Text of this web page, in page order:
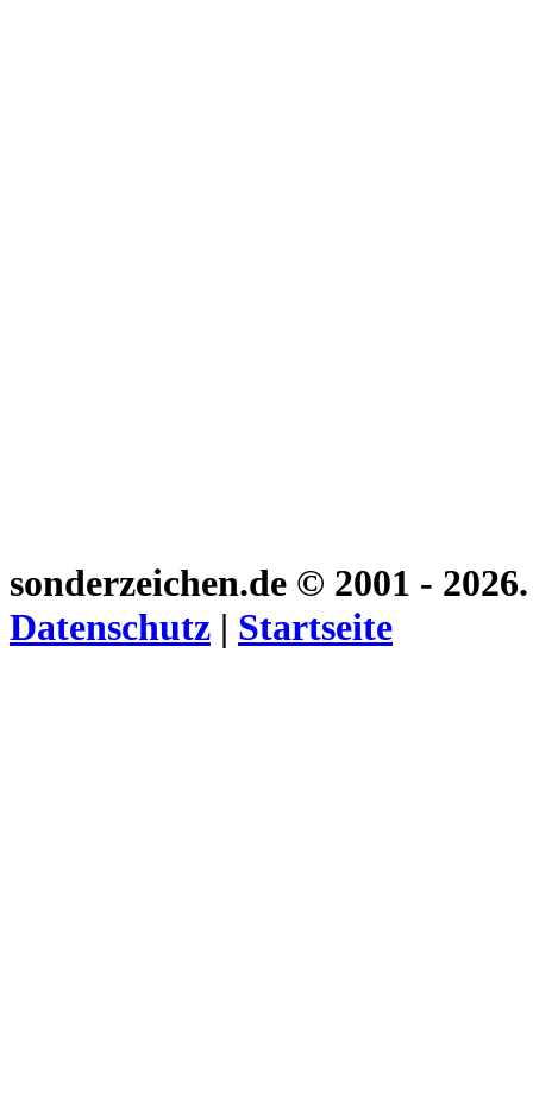
sonderzeichen.de © 2001 -
Datenschutz | Startseite